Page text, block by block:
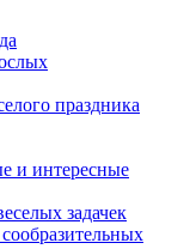
праздника
и интересные
задачек